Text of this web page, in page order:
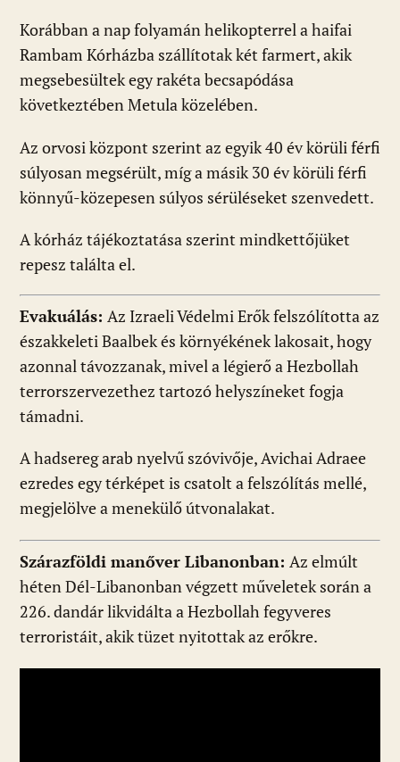
Korábban a nap folyamán helikopterrel a haifai
Rambam Kórházba szállítotak két farmert, akik
megsebesültek egy rakéta becsapódása
következtében Metula közelében.
Az orvosi központ szerint az egyik 40 év körüli férfi
súlyosan megsérült, míg a másik 30 év körüli férfi
könnyű-közepesen súlyos sérüléseket szenvedett.
A kórház tájékoztatása szerint mindkettőjüket
repesz találta el.
Evakuálás: Az Izraeli Védelmi Erők felszólította az
északkeleti Baalbek és környékének lakosait, hogy
azonnal távozzanak, mivel a légierő a Hezbollah
terrorszervezethez tartozó helyszíneket fogja
támadni.
A hadsereg arab nyelvű szóvivője, Avichai Adraee
ezredes egy térképet is csatolt a felszólítás mellé,
megjelölve a menekülő útvonalakat.
Szárazföldi manőver Libanonban: Az elmúlt
héten Dél-Libanonban végzett műveletek során a
226. dandár likvidálta a Hezbollah fegyveres
terroristáit, akik tüzet nyitottak az erőkre.